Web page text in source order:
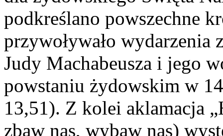
podkreślano powszechne
przywoływało
Judy Machabeusza i jego
powstaniu żydowskim w
13,51). Z kolei aklamacja
zbaw nas, wybaw nas)